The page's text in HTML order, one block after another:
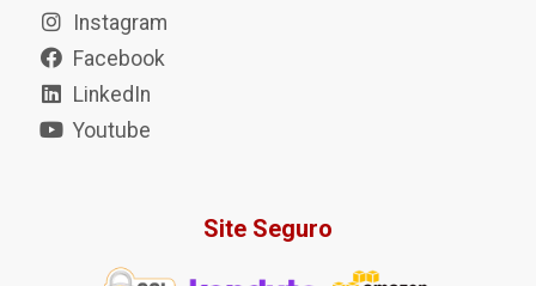
Instagram
Facebook
LinkedIn
Youtube
Site Seguro